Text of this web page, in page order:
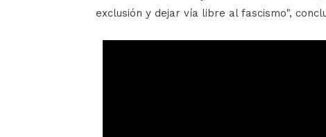
exclusión y dejar vía libre al fascismo",